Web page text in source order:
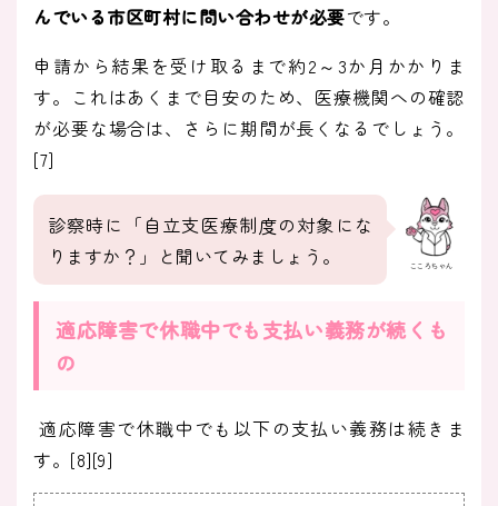
んでいる市区町村に問い合わせが必要です。
申請から結果を受け取るまで約2～3か月かかりま
す。これはあくまで目安のため、医療機関への確認
が必要な場合は、さらに期間が長くなるでしょう。
[7]
こころちゃん
診察時に「自立支医療制度の対象にな
りますか？」と聞いてみましょう。
適応障害で休職中でも支払い義務が続くも
の
適応障害で休職中でも以下の支払い義務は続きま
す。[8][9]